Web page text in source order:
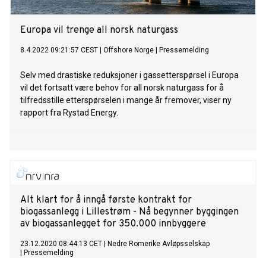
Europa vil trenge all norsk naturgass
8.4.2022 09:21:57 CEST Offshore Norge Pressemelding
Selv med drastiske reduksjoner i gassetterspørsel i Europa
vil det fortsatt være behov for all norsk naturgass for å
tilfredsstille etterspørselen i mange år fremover, viser ny
rapport fra Rystad Energy.
Alt klart for å inngå første kontrakt for
biogassanlegg i Lillestrøm - Nå begynner byggingen
av biogassanlegget for 350.000 innbyggere
23.12.2020 08:44:13 CET
Nedre Romerike Avløpsselskap
Pressemelding